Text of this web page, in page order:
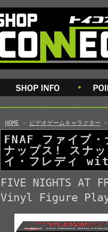
HOME > ビデオゲームキャラクター
FNAF ファイブ
ナップス! スナ
イ・フレディ
FIVE NIGHTS AT
Vinyl Figure